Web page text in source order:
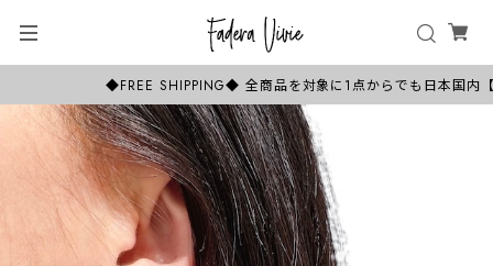
◆FREE SHIPPING◆ 全商品を対象に1点からでも日本国内